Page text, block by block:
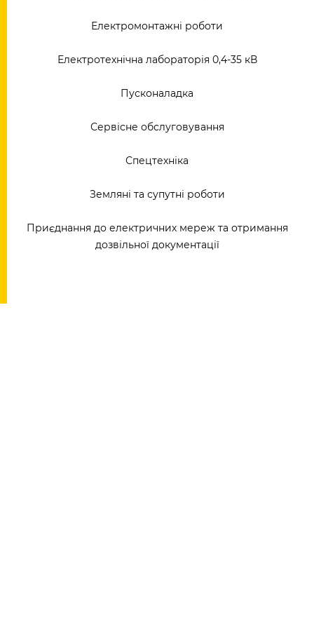
Електромонтажні роботи
Електротехнічна лабораторія 0,4-35 кВ
Пусконаладка
Сервісне обслуговування
Спецтехніка
Земляні та супутні роботи
Приєднання до електричних мереж та отримання
дозвільної документації